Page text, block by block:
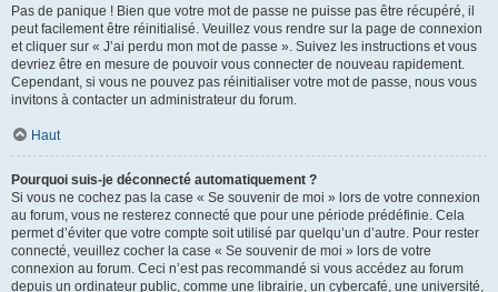
Pas de panique ! Bien que votre mot de passe ne puisse pas être récupéré, il
peut facilement être réinitialisé. Veuillez vous rendre sur la page de connexion
et cliquer sur « J’ai perdu mon mot de passe ». Suivez les instructions et vous
devriez être en mesure de pouvoir vous connecter de nouveau rapidement.
Cependant, si vous ne pouvez pas réinitialiser votre mot de passe, nous vous
invitons à contacter un administrateur du forum.
Haut
Pourquoi suis-je déconnecté automatiquement ?
Si vous ne cochez pas la case « Se souvenir de moi » lors de votre connexion
au forum, vous ne resterez connecté que pour une période prédéfinie. Cela
permet d’éviter que votre compte soit utilisé par quelqu’un d’autre. Pour rester
connecté, veuillez cocher la case « Se souvenir de moi » lors de votre
connexion au forum. Ceci n’est pas recommandé si vous accédez au forum
depuis un ordinateur public, comme une librairie, un cybercafé, une université,